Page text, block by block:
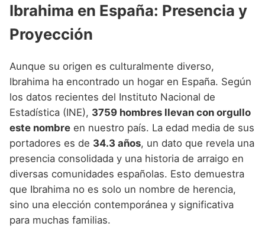
Ibrahima en España: Presencia y
Proyección
Aunque su origen es culturalmente diverso,
Ibrahima ha encontrado un hogar en España. Según
los datos recientes del Instituto Nacional de
Estadística (INE), 3759 hombres llevan con orgullo
este nombre en nuestro país. La edad media de sus
portadores es de 34.3 años, un dato que revela una
presencia consolidada y una historia de arraigo en
diversas comunidades españolas. Esto demuestra
que Ibrahima no es solo un nombre de herencia,
sino una elección contemporánea y significativa
para muchas familias.